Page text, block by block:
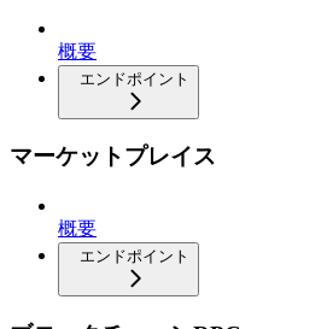
概要
エンドポイント
マーケットプレイス
概要
エンドポイント